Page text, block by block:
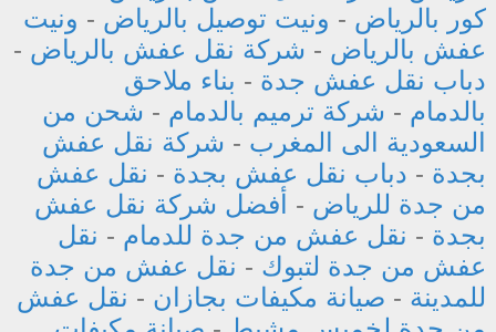
كور بالرياض - ونيت توصيل بالرياض - ونيت
عفش بالرياض - شركة نقل عفش بالرياض -
دباب نقل عفش جدة - بناء ملاحق
بالدمام - شركة ترميم بالدمام - شحن من
السعودية الى المغرب - شركة نقل عفش
بجدة - دباب نقل عفش بجدة - نقل عفش
من جدة للرياض - أفضل شركة نقل عفش
بجدة - نقل عفش من جدة للدمام - نقل
عفش من جدة لتبوك - نقل عفش من جدة
للمدينة - صيانة مكيفات بجازان - نقل عفش